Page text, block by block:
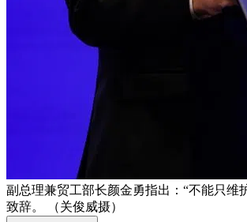
副总理兼贸工部长颜金勇指出：“不能只维
致辞。 （关俊威摄）